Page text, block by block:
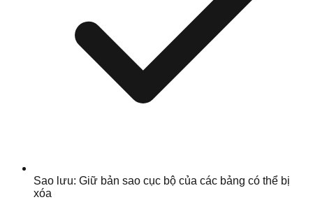
Sao lưu: Giữ bản sao cục bộ của các bảng có thể bị
xóa